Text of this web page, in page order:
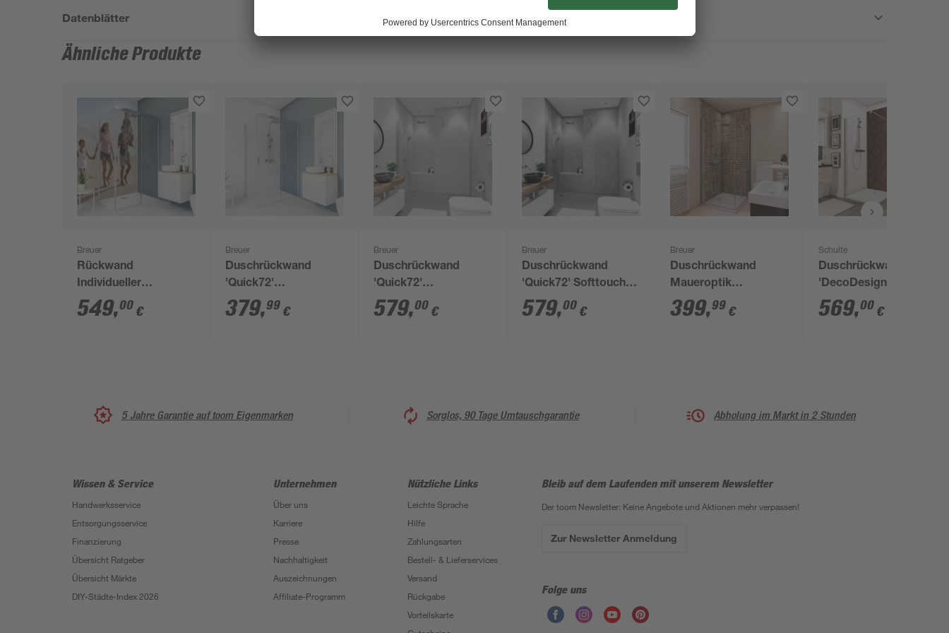
Datenblätter
Ähnliche Produkte
Breuer
Rückwand
Individueller
Fotodruck,
Hochglanz, 100 x 255
549,00 €
Breuer
Duschrückwand
'Quick72'
Marmoroptik weiß
100 x 210 cm
379,99 €
Breuer
Duschrückwand
'Quick72'
Marmoroptik grau
150 x 255 cm
579,00 €
Breuer
Duschrückwand
'Quick72' Softtouch
Betonoptik grau 150 x
255 cm
579,00 €
Breuer
Duschrückwand
Maueroptik
grau/beige 100 x 255
cm
399,99 €
Schulte
Duschrückwand
'DecoDesign' Metall
Rosteffekt 150 x 255
cm
569,00 €
5 Jahre Garantie auf toom Eigenmarken Sorglos, 90 Tage Umtauschgarantie Abholung im Markt in 2 Stunden
Wissen & Service
Handwerksservice
Entsorgungsservice
Finanzierung
Übersicht Ratgeber
Übersicht Märkte
DIY-Städte-Index 2026
Unternehmen
Über uns
Karriere
Presse
Nachhaltigkeit
Auszeichnungen
Affiliate-Programm
Nützliche Links
Leichte Sprache
Hilfe
Zahlungsarten
Bestell- & Lieferservices
Versand
Rückgabe
Vorteilskarte
Bleib auf dem Laufenden mit unserem Newsletter
Der toom Newsletter: Keine Angebote und Aktionen mehr verpassen!
Zur Newsletter Anmeldung
Folge uns